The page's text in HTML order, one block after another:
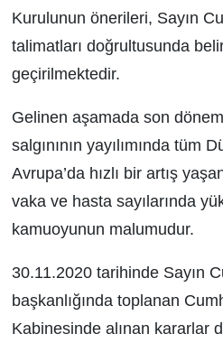
Kurulunun önerileri, Sayın
talimatları doğrultusunda
geçirilmektedir.
Gelinen aşamada son
salgınının yayılımında tüm
Avrupa’da hızlı bir artış
vaka ve hasta sayılarında
kamuoyunun malumudur.
30.11.2020 tarihinde Sayın
başkanlığında toplanan
Kabinesinde alınan kararlar